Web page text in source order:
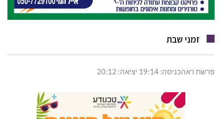
זמני שבת
פרשת ראהכניסה: 19:14 יציאה: 20:12